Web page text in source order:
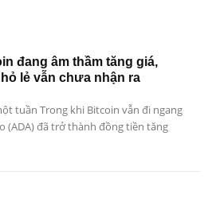
đang âm thầm tăng giá,
lẻ vẫn chưa nhận ra
tuần Trong khi Bitcoin vẫn đi ngang
(ADA) đã trở thành đồng tiền tăng